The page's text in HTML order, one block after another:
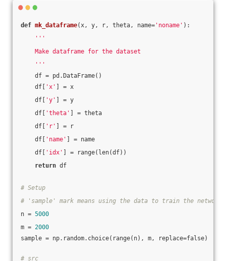
def mk_dataframe(x, y, r, theta, name= 'noname' ) :
'''
Make dataframe for the dataset
'''
df = pd.DataFrame()
df[ 'x' ] = x
df[ 'y' ] = y
df[ 'theta' ] = theta
df[ 'r' ] = r
df[ 'name' ] = name
df[ 'idx' ] = range(len(df))
return df
# Setup
# 'sample' mark means using the data to train the network
n = 5000
m = 2000
sample = np.random.choice(range(n), m, replace=false)
# src